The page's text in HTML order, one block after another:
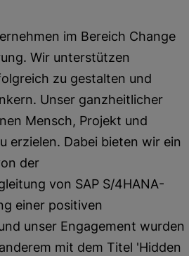
im Bereich Change
Wir unterstützen
zu gestalten und
Unser ganzheitlicher
Mensch, Projekt und
erzielen. Dabei bieten wir ein
der
von SAP S/4HANA-
einer positiven
unser Engagement wurden
mit dem Titel 'Hidden